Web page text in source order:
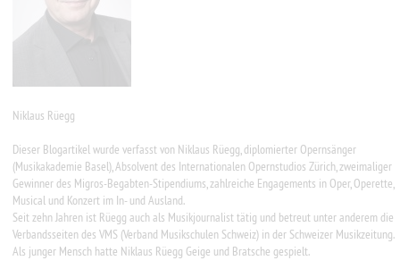
Niklaus Rüegg
Dieser Blogartikel wurde verfasst von Niklaus Rüegg, diplomierter Opernsänger
(Musikakademie Basel), Absolvent des Internationalen Opernstudios Zürich, zweimaliger
Gewinner des Migros-Begabten-Stipendiums, zahlreiche Engagements in Oper, Operette,
Musical und Konzert im In- und Ausland.
Seit zehn Jahren ist Rüegg auch als Musikjournalist tätig und betreut unter anderem die
Verbandsseiten des VMS (Verband Musikschulen Schweiz) in der Schweizer Musikzeitung.
Als junger Mensch hatte Niklaus Rüegg Geige und Bratsche gespielt.